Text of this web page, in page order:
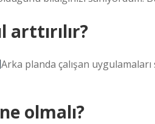
arttırılır?
Arka planda çalışan uygulamaları
olmalı?